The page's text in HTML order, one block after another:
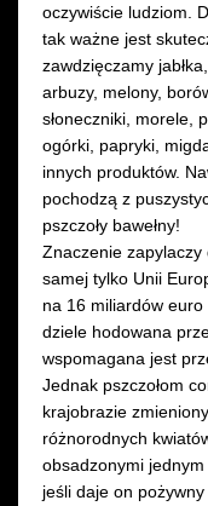
oczywiście ludziom.
tak ważne jest
zawdzięczamy
arbuzy, melony,
słoneczniki, morele,
ogórki, papryki,
innych produktów.
pochodzą z
pszczoły bawełny!
Znaczenie
samej tylko Unii
na 16 miliardów
dziele hodowana
wspomagana jest
Jednak pszczołom
krajobrazie
różnorodnych
obsadzonymi
jeśli daje on